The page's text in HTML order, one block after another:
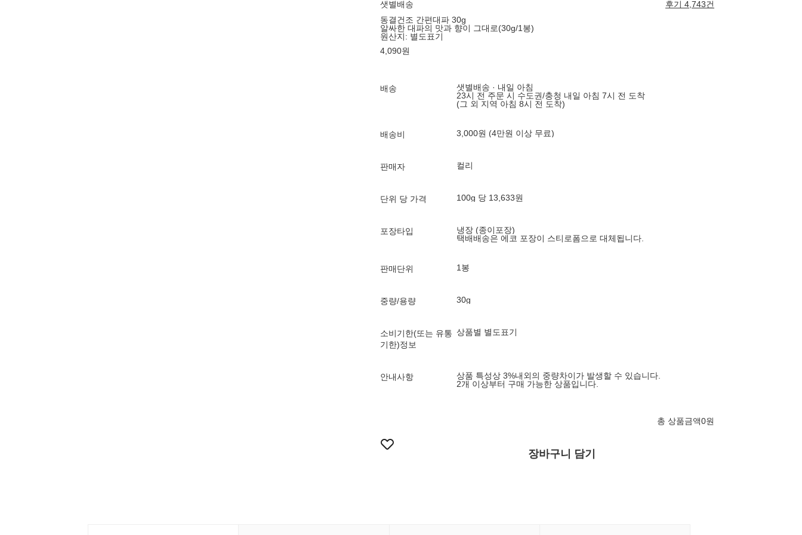
샛별배송
후기 4,743건
동결건조 간편대파 30g
알싸한 대파의 맛과 향이 그대로(30g/1봉)
원산지: 별도표기
4,090원
배송
샛별배송 · 내일 아침
23시 전 주문 시 수도권/충청 내일 아침 7시 전 도착
(그 외 지역 아침 8시 전 도착)
배송비 3,000원 (4만원 이상 무료)
판매자 컬리
단위 당 가격 100g 당 13,633원
포장타입
냉장 (종이포장)
택배배송은 에코 포장이 스티로폼으로 대체됩니다.
판매단위 1봉
중량/용량 30g
소비기한(또는 유통
기한)정보
상품별 별도표기
안내사항
상품 특성상 3%내외의 중량차이가 발생할 수 있습니다.
2개 이상부터 구매 가능한 상품입니다.
총 상품금액0원
장바구니 담기